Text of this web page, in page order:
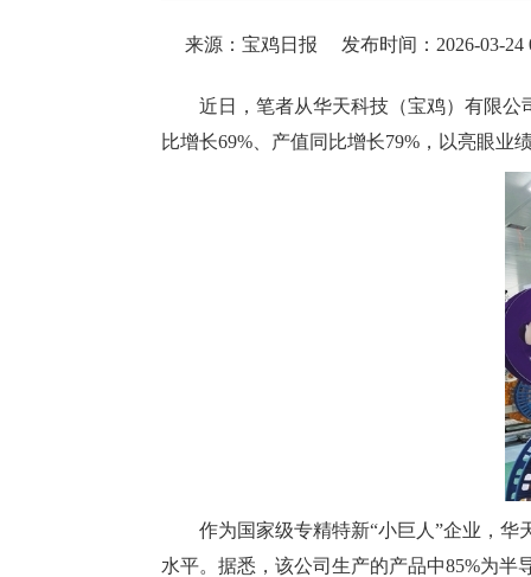
来源：宝鸡日报 发布时间：2026-03-24
近日，笔者从华天科技（宝鸡）有限
比增长69%、产值同比增长79%，以亮眼业
作为国家级专精特新“小巨人”企业，
水平。据悉，该公司生产的产品中85%为